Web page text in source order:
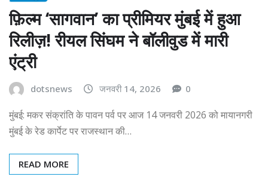
फ़िल्म ‘सागवान’ का प्रीमियर मुंबई में हुआ
रिलीज़! रीयल सिंघम ने बॉलीवुड में मारी
एंट्री
dotsnews जनवरी 14, 2026 0
मुंबई: मकर संक्रांति के पावन पर्व पर आज 14 जनवरी 2026 को मायानगरी
मुंबई के रेड कार्पेट पर राजस्थान की…
READ MORE